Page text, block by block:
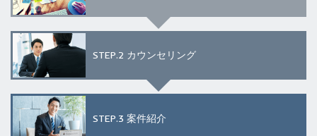
STEP.2 カウンセリング
STEP.3 案件紹介